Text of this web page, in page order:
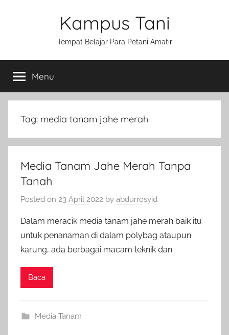
Kampus Tani
Tempat Belajar Para Petani Amatir
Menu
Tag: media tanam jahe merah
Media Tanam Jahe Merah Tanpa
Tanah
Posted on 23 April 2022 by abdurrosyid
Dalam meracik media tanam jahe merah baik itu
untuk penanaman di dalam polybag ataupun
karung, ada berbagai macam teknik dan
Baca
Media Tanam